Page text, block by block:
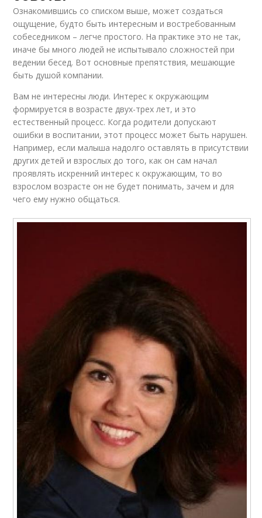
Ознакомившись со списком выше, может создаться
ощущение, будто быть интересным и востребованным
собеседником – легче простого. На практике это не так,
иначе бы много людей не испытывало сложностей при
ведении бесед. Вот основные препятствия, мешающие
быть душой компании.
Вам не интересны люди. Интерес к окружающим
формируется в возрасте двух-трех лет, и это
естественный процесс. Когда родители допускают
ошибки в воспитании, этот процесс может быть нарушен.
Например, если малыша надолго оставлять в присутствии
других детей и взрослых до того, как он сам начал
проявлять искренний интерес к окружающим, то во
взрослом возрасте он не будет понимать, зачем и для
чего ему нужно общаться.